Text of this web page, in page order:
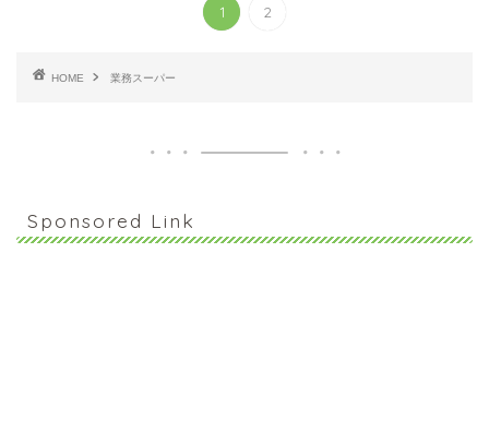
1 2
HOME 業務スーパー
Sponsored Link